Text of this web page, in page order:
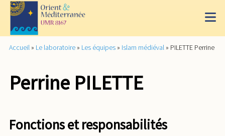
Accueil » Le laboratoire » Les équipes » Islam médiéval » PILETTE Perrine
Perrine PILETTE
Fonctions et responsabilités